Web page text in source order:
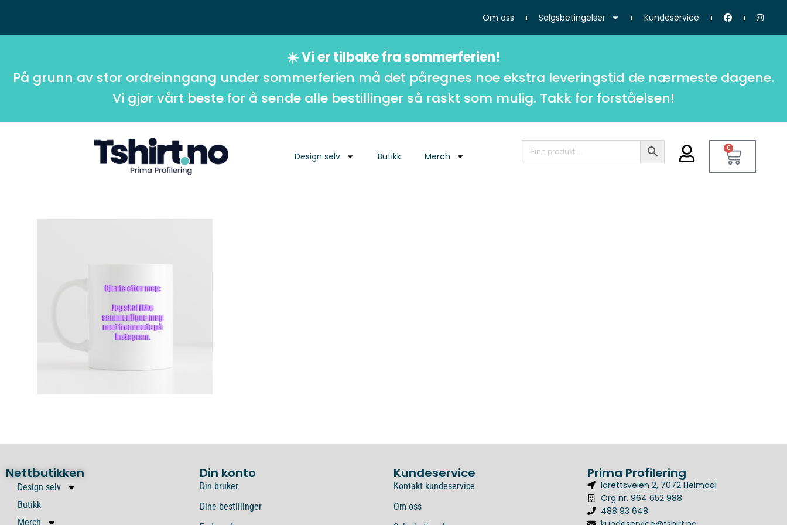
Om oss Salgsbetingelser Kundeservice
☀️ Vi er tilbake fra sommerferien!
På grunn av stor ordreinngang under sommerferien må det påregnes noe ekstra leveringstid de nærmeste dagene.
Vi gjør vårt beste for å sende alle bestillinger så raskt som mulig. Takk for forståelsen!
Design selv Butikk Merch
0
Nettbutikken Din konto Kundeservice Prima Profilering
Design selv
Butikk
Merch
Din bruker
Dine bestillinger
Kontakt kundeservice
Om oss
Idrettsveien 2, 7072 Heimdal
Org nr. 964 652 988
488 93 648